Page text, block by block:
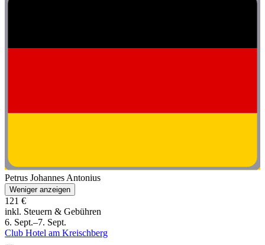
Petrus Johannes Antonius
Weniger anzeigen
121 €
inkl. Steuern & Gebühren
6. Sept.–7. Sept.
Club Hotel am Kreischberg